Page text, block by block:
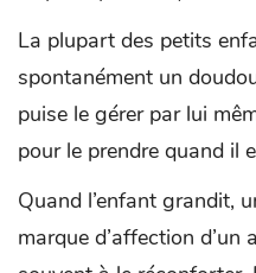
La plupart des petits
spontanément un
puise le gérer par lui
pour le prendre quand il
Quand l’enfant grandit,
marque d’affection